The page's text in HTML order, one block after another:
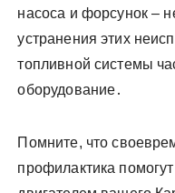
насоса и форсунок –
устранения этих
топливной системы
оборудование․
Помните, что
профилактика